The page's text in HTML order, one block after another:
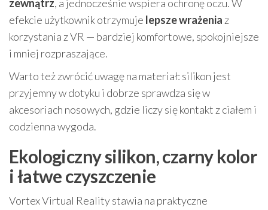
zewnątrz, a jednocześnie wspiera ochronę oczu. W
efekcie użytkownik otrzymuje lepsze wrażenia z
korzystania z VR — bardziej komfortowe, spokojniejsze
i mniej rozpraszające.
Warto też zwrócić uwagę na materiał: silikon jest
przyjemny w dotyku i dobrze sprawdza się w
akcesoriach nosowych, gdzie liczy się kontakt z ciałem i
codzienna wygoda.
Ekologiczny silikon, czarny kolor
i łatwe czyszczenie
Vortex Virtual Reality stawia na praktyczne